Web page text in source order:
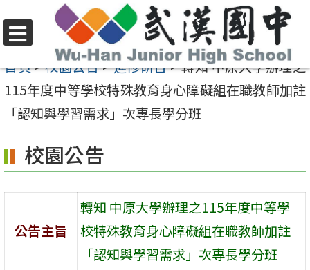
至
要
區
選
單
首頁>校園公告>進修研習>轉知 中原大學辦理之
115年度中等學校特殊教育身心障礙組在職教師加註
「認知與學習需求」次專長學分班
校園公告
公告主旨
轉知 中原大學辦理之115年度中等學
校特殊教育身心障礙組在職教師加註
「認知與學習需求」次專長學分班